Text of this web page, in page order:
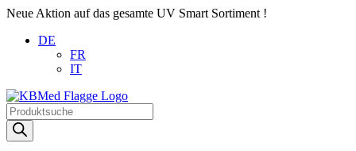
Neue Aktion auf das gesamte UV Smart Sortiment !
DE
FR
IT
Products
search